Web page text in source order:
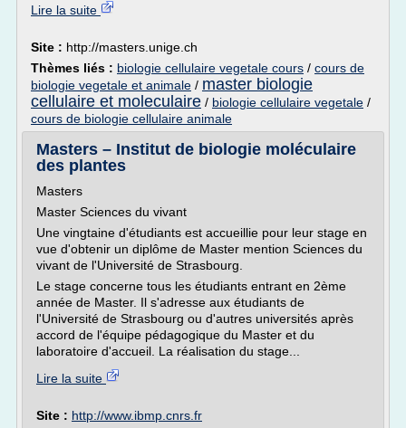
Lire la suite
Site : http://masters.unige.ch
Thèmes liés : biologie cellulaire vegetale cours / cours de
biologie vegetale et animale / master biologie
cellulaire et moleculaire / biologie cellulaire vegetale /
cours de biologie cellulaire animale
Masters – Institut de biologie moléculaire
des plantes
Masters
Master Sciences du vivant
Une vingtaine d'étudiants est accueillie pour leur stage en
vue d'obtenir un diplôme de Master mention Sciences du
vivant de l'Université de Strasbourg.
Le stage concerne tous les étudiants entrant en 2ème
année de Master. Il s'adresse aux étudiants de
l'Université de Strasbourg ou d'autres universités après
accord de l'équipe pédagogique du Master et du
laboratoire d'accueil. La réalisation du stage...
Lire la suite
Site : http://www.ibmp.cnrs.fr